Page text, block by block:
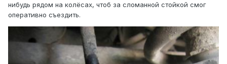
нибудь рядом на колёсах, чтоб за сломанной стойкой смог
оперативно съездить.